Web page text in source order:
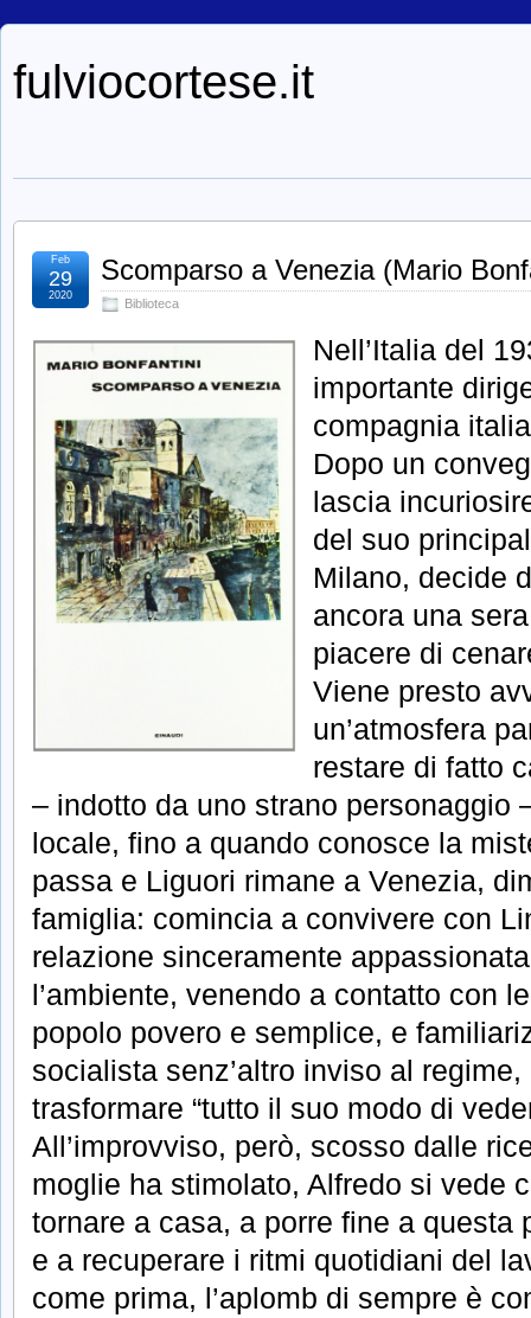
fulviocortese.it
Scomparso a Venezia (Mario
Biblioteca
Feb
29
2020
Nell’Italia del
importante
compagnia
Dopo un
lascia
del suo
Milano, decide
ancora una
piacere di
Viene presto
un’atmosfera
restare di fatto
– indotto da uno strano personaggio
locale, fino a quando conosce la
passa e Liguori rimane a Venezia,
famiglia: comincia a convivere con
relazione sinceramente
l’ambiente, venendo a contatto con
popolo povero e semplice, e
socialista senz’altro inviso al
trasformare “tutto il suo modo di
All’improvviso, però, scosso dalle
moglie ha stimolato, Alfredo si vede
tornare a casa, a porre fine a questa
e a recuperare i ritmi quotidiani del
come prima, l’aplomb di sempre è